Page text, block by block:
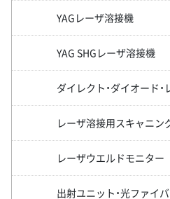
YAGレーザ溶接機
YAG SHGレーザ溶接機
ダイレクト・ダイオード
レーザ溶接用スキャニン
レーザウエルドモニター
出射ユニット・光ファイ